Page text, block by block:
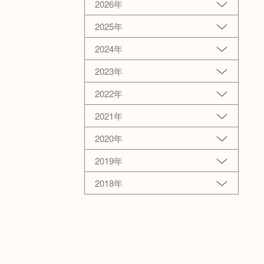
2026年
2025年
2024年
2023年
2022年
2021年
2020年
2019年
2018年